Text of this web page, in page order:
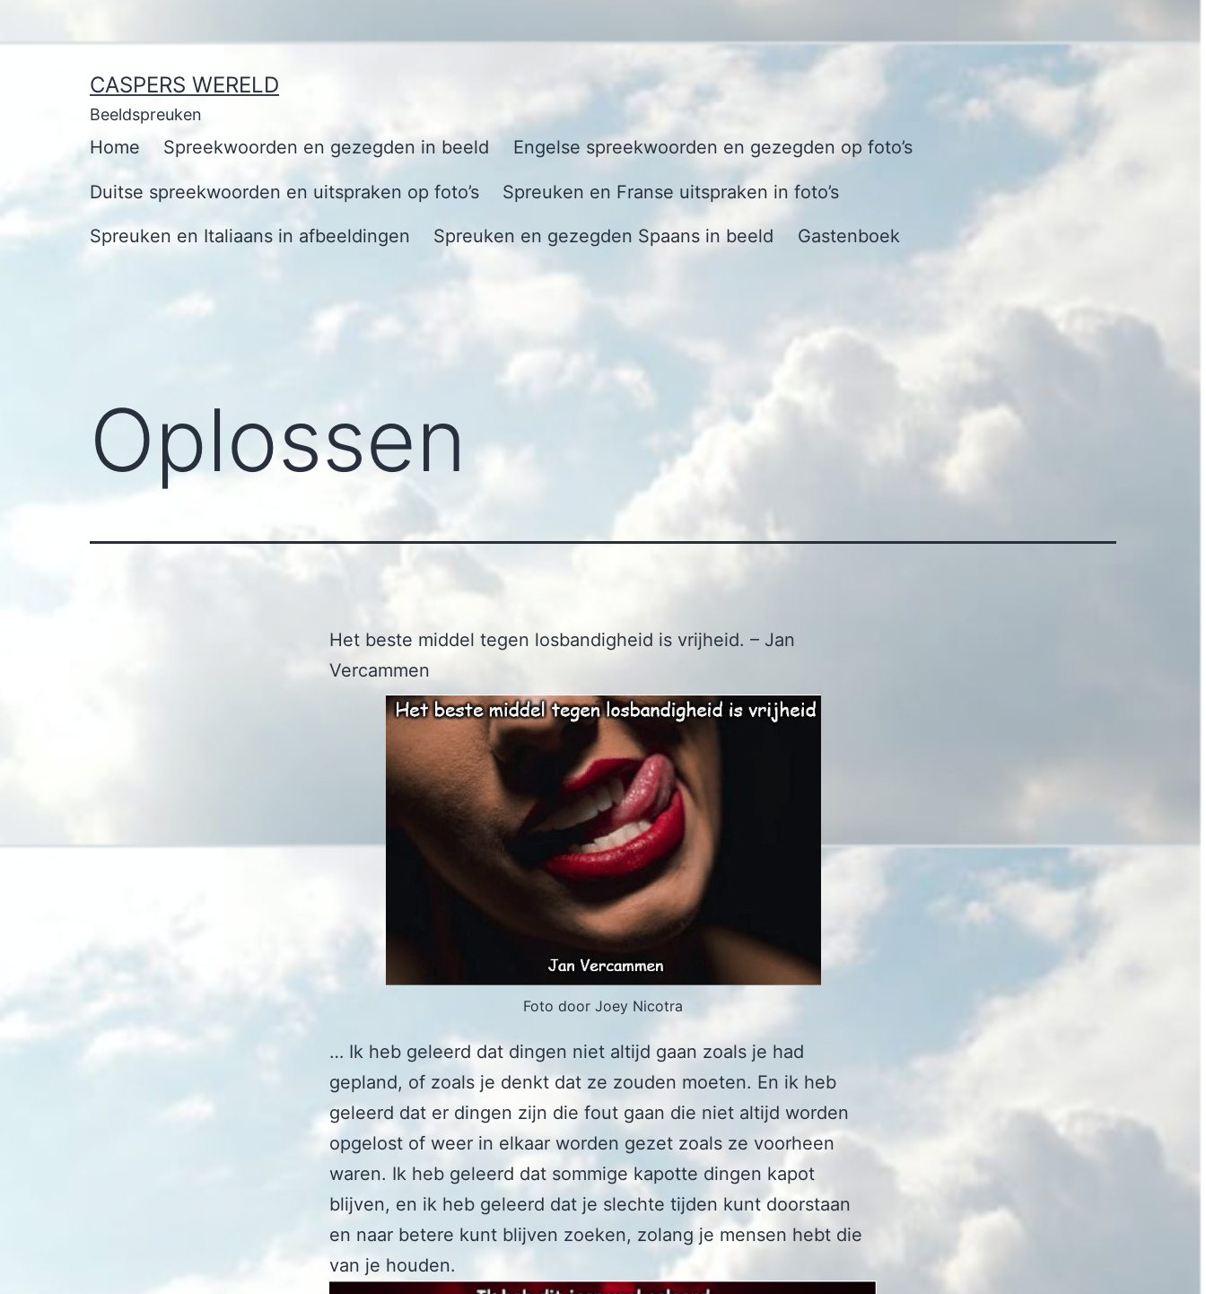
naar
CASPERS WERELD
Beeldspreuken
Home Spreekwoorden en gezegden in beeld Engelse spreekwoorden en gezegden op foto’s
Duitse spreekwoorden en uitspraken op foto’s Spreuken en Franse uitspraken in foto’s
Spreuken en Italiaans in afbeeldingen Spreuken en gezegden Spaans in beeld Gastenboek
Oplossen
Het beste middel tegen losbandigheid is vrijheid. – Jan
Vercammen
Foto door Joey Nicotra
… Ik heb geleerd dat dingen niet altijd gaan zoals je had
gepland, of zoals je denkt dat ze zouden moeten. En ik heb
geleerd dat er dingen zijn die fout gaan die niet altijd worden
opgelost of weer in elkaar worden gezet zoals ze voorheen
waren. Ik heb geleerd dat sommige kapotte dingen kapot
blijven, en ik heb geleerd dat je slechte tijden kunt doorstaan
en naar betere kunt blijven zoeken, zolang je mensen hebt die
van je houden.